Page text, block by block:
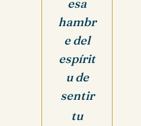
esa
hambr
e del
espírit
u de
sentir
tu